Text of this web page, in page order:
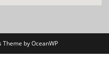
by OceanWP